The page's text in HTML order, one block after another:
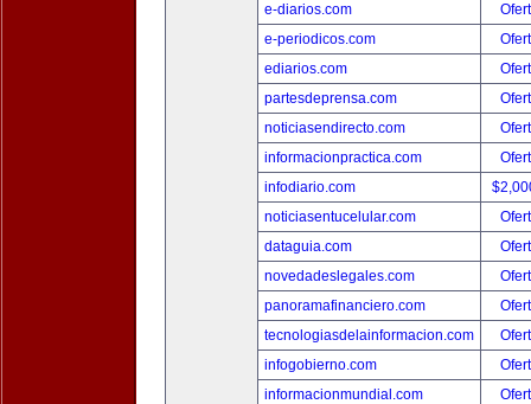
e-diarios.com
e-periodicos.com
ediarios.com
partesdeprensa.com
noticiasendirecto.com
informacionpractica.com
infodiario.com
noticiasentucelular.com
dataguia.com
novedadeslegales.com
panoramafinanciero.com
tecnologiasdelainformacion.com
infogobierno.com
informacionmundial.com